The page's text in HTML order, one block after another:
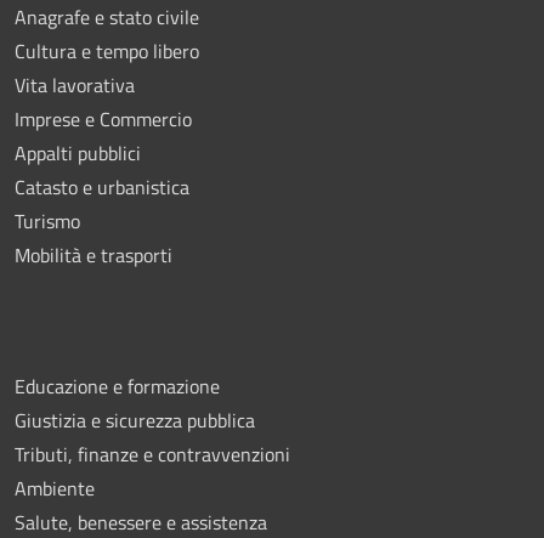
Anagrafe e stato civile
Cultura e tempo libero
Vita lavorativa
Imprese e Commercio
Appalti pubblici
Catasto e urbanistica
Turismo
Mobilità e trasporti
Educazione e formazione
Giustizia e sicurezza pubblica
Tributi, finanze e contravvenzioni
Ambiente
Salute, benessere e assistenza